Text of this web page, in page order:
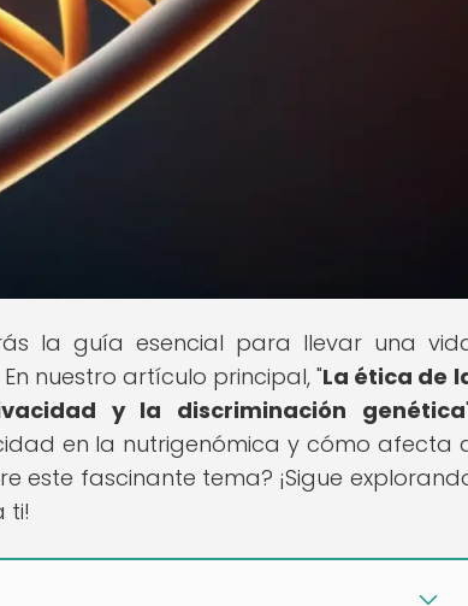
la guía esencial para llevar una
nuestro artículo principal, "La ética de
y la discriminación genética
en la nutrigenómica y cómo afecta
este fascinante tema? ¡Sigue
ti!